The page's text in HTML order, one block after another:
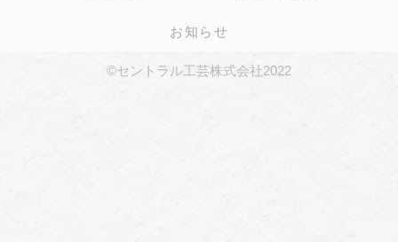
お知らせ
©セントラル工芸株式会社2022